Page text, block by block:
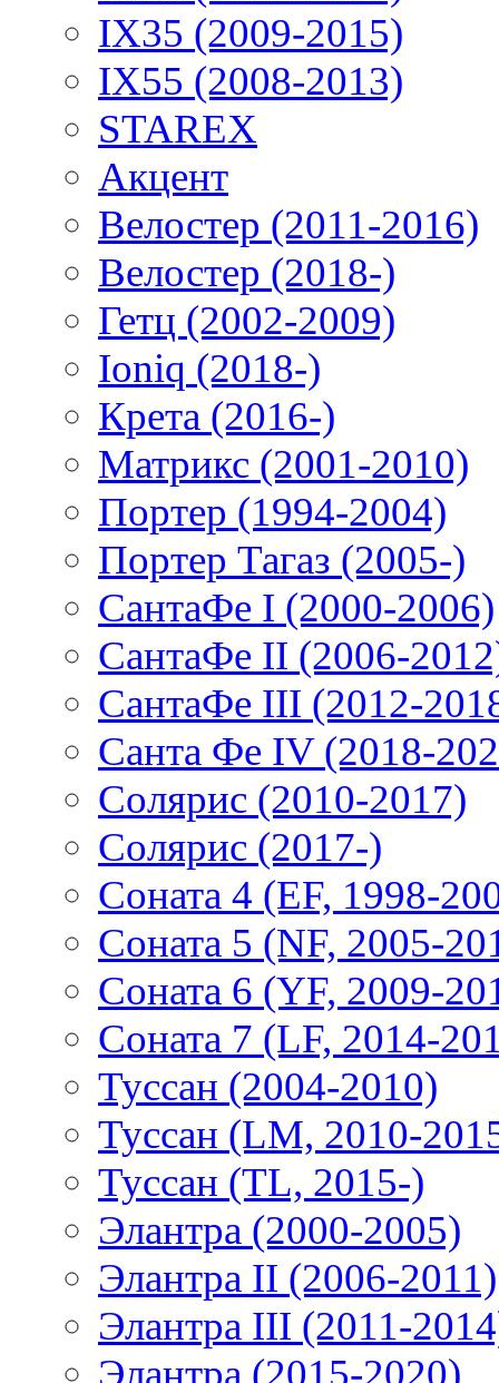
IX35 (2009-2015)
IX55 (2008-2013)
STAREX
Акцент
Велостер (2011-2016)
Велостер (2018-)
Гетц (2002-2009)
Ioniq (2018-)
Крета (2016-)
Матрикс (2001-2010)
Портер (1994-2004)
Портер Тагаз (2005-)
СантаФе I (2000-2006)
СантаФе II (2006-
СантаФе III (2012-
Санта Фе IV (2018-
Солярис (2010-2017)
Солярис (2017-)
Соната 4 (EF, 1998-
Соната 5 (NF, 2005-
Соната 6 (YF, 2009-
Соната 7 (LF, 2014-
Туссан (2004-2010)
Туссан (LM, 2010-
Туссан (TL, 2015-)
Элантра (2000-2005)
Элантра II (2006-2011)
Элантра III (2011-